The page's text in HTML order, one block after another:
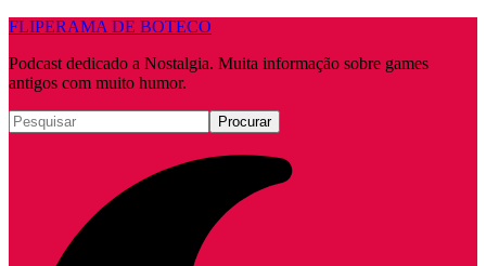
FLIPERAMA DE BOTECO
Podcast dedicado a Nostalgia. Muita informação sobre games
antigos com muito humor.